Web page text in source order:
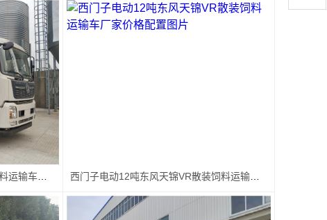
电动24方单桥东风天锦VR散装饲料运输车厂家价格配置图片 西门子电动12吨东风天锦VR散装饲料运输车厂家价格配置图片